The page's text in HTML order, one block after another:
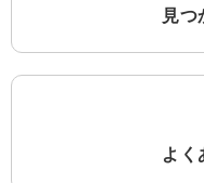
見つ
よく